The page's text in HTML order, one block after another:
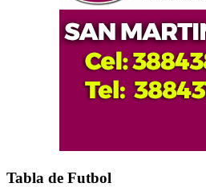
Tabla de Futbol